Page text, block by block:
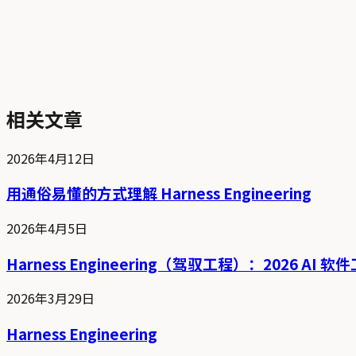
相关文章
2026年4月12日
用通俗易懂的方式理解 Harness Engineering
2026年4月5日
Harness Engineering（驾驭工程）：2026 AI 软件
2026年3月29日
Harness Engineering